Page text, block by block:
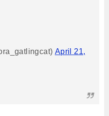
April 21,